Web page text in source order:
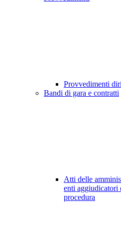
Provvedimenti
Bandi di gara e contratti
Atti delle
enti aggiudicatori
procedura